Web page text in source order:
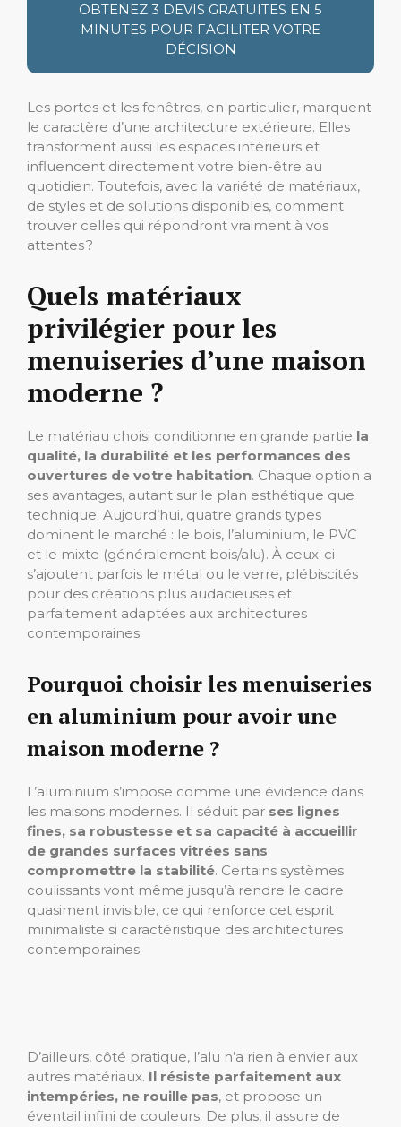
OBTENEZ 3 DEVIS GRATUITES EN 5
MINUTES POUR FACILITER VOTRE
DÉCISION
Les portes et les fenêtres, en particulier, marquent
le caractère d’une architecture extérieure. Elles
transforment aussi les espaces intérieurs et
influencent directement votre bien-être au
quotidien. Toutefois, avec la variété de matériaux,
de styles et de solutions disponibles, comment
trouver celles qui répondront vraiment à vos
attentes ?
Quels matériaux
privilégier pour les
menuiseries d’une maison
moderne ?
Le matériau choisi conditionne en grande partie la
qualité, la durabilité et les performances des
ouvertures de votre habitation. Chaque option a
ses avantages, autant sur le plan esthétique que
technique. Aujourd’hui, quatre grands types
dominent le marché : le bois, l’aluminium, le PVC
et le mixte (généralement bois/alu). À ceux-ci
s’ajoutent parfois le métal ou le verre, plébiscités
pour des créations plus audacieuses et
parfaitement adaptées aux architectures
contemporaines.
Pourquoi choisir les menuiseries
en aluminium pour avoir une
maison moderne ?
L’aluminium s’impose comme une évidence dans
les maisons modernes. Il séduit par ses lignes
fines, sa robustesse et sa capacité à accueillir
de grandes surfaces vitrées sans
compromettre la stabilité. Certains systèmes
coulissants vont même jusqu’à rendre le cadre
quasiment invisible, ce qui renforce cet esprit
minimaliste si caractéristique des architectures
contemporaines.
D’ailleurs, côté pratique, l’alu n’a rien à envier aux
autres matériaux. Il résiste parfaitement aux
intempéries, ne rouille pas, et propose un
éventail infini de couleurs. De plus, il assure de